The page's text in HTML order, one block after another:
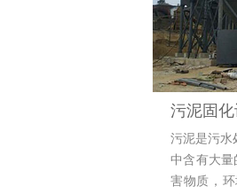
污泥固
污泥是污水
中含有大
害物质，